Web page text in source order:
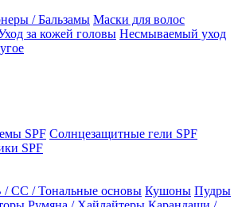
/ Бальзамы Маски для волос
за кожей головы Несмываемый уход
SPF Солнцезащитные гели SPF
SPF
/ CC / Тональные основы Кушоны Пудры